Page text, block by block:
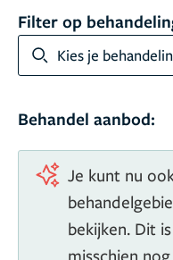
Filter op
Kies je
Behandel aanbod:
Je kunt nu
bekijken. Dit
misschien